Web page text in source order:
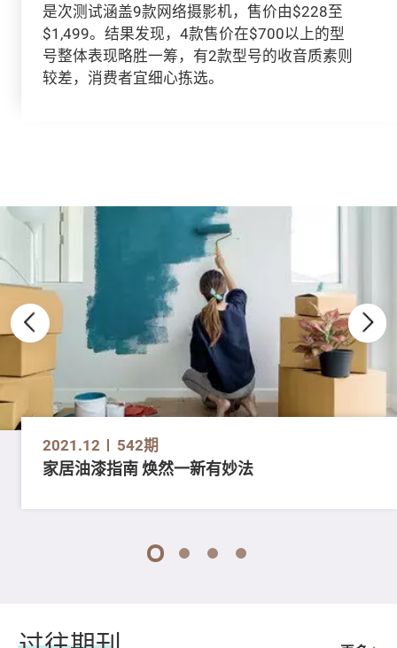
是次测试涵盖9款网络摄影机，售价由$228至
$1,499。结果发现，4款售价在$700以上的型
号整体表现略胜一筹，有2款型号的收音质素则
较差，消费者宜细心拣选。
2021.12 542期
家居油漆指南 焕然一新有妙法
1 2 3 4